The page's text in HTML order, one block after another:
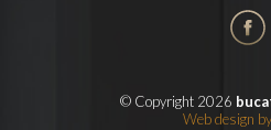
© Copyright 2026
Web design by